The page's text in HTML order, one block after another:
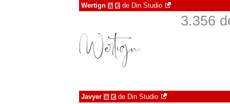
Wertign à € de Din Studio
3.356
Javyer à € de Din Studio